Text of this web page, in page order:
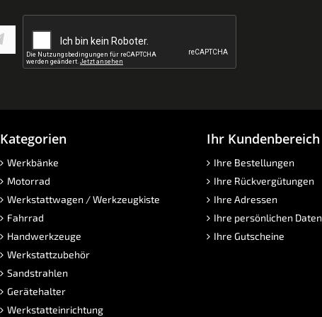
Kategorien
Werkbänke
Motorrad
Werkstattwagen / Werkzeugkiste
Fahrrad
Handwerkzeuge
Werkstattzubehör
Sandstrahlen
Gerätehalter
Werkstatteinrichtung
Ihr Kundenbereich
Ihre Bestellungen
Ihre Rückvergütungen
Ihre Adressen
Ihre persönlichen Daten
Ihre Gutscheine